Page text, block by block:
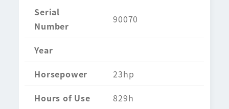
Serial
Number
90070
Year
Horsepower
23hp
Hours of Use
829h